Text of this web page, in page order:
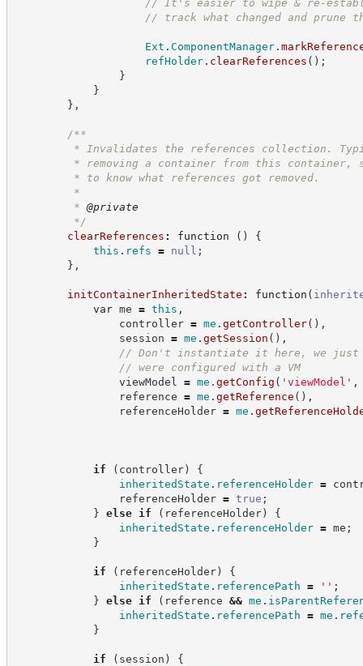
// It's easier to wipe & re-
// track what changed and prune
Ext . ComponentManager.
refHolder. clearReferences ( ) ;
}
}
} ,
/**
* Invalidates the references collection.
* removing a container from this container,
* to know what references got removed.
*
* @private
*/
clearReferences : function ( )
{
this . refs = null ;
} ,
initContainerInheritedState : function (
var me = this ,
controller = me . getController( ) ,
session = me . getSession ( ) ,
// Don't instantiate it here, we just
// were configured with a VM
viewModel = me . getConfig ( ' viewModel ' ,
reference = me . getReference ( ) ,
referenceHolder = me .
if ( controller)
{
inheritedState . referenceHolder =
referenceHolder = true ;
} else if ( referenceHolder)
{
inheritedState . referenceHolder = me ;
}
if ( referenceHolder)
{
inheritedState . referencePath = ' ' ;
} else if ( reference && me .
inheritedState . referencePath = me .
}
if ( session )
{